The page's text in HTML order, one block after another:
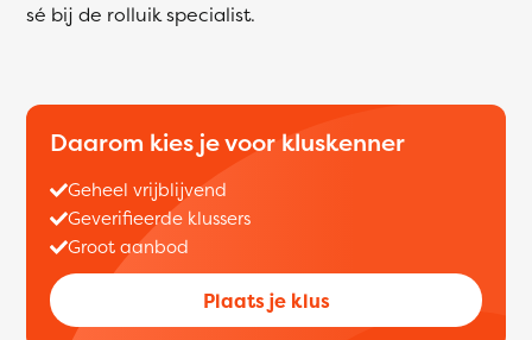
sé bij de rolluik specialist.
Daarom kies je voor kluskenner
Geheel vrijblijvend
Geverifieerde klussers
Groot aanbod
Plaats je klus